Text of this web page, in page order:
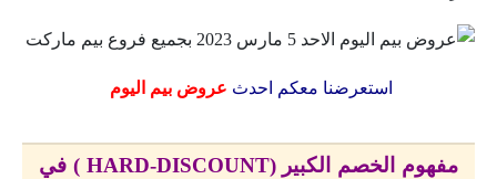
استعرضنا معكم احدث عروض بيم اليوم
مفهوم الخصم الكبير (HARD-DISCOUNT ) في